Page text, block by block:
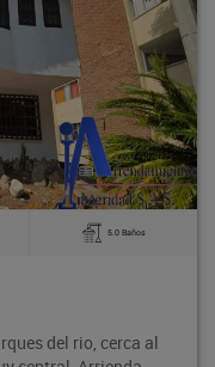
5.0 Baños
del rio, cerca al